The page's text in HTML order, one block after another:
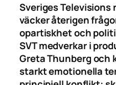
Sveriges
väcker återigen
opartiskhet och
SVT medverkar i
Greta Thunberg och
starkt emotionella